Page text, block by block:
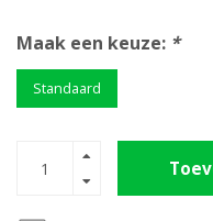
Maak een keuze: *
Standaard